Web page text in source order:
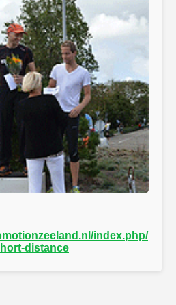
index.php/
distance